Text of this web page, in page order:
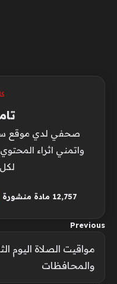
صحفي لدي موقع
واتمني اثراء
12٬757 مادة منشورة
Previous
والمحافظات